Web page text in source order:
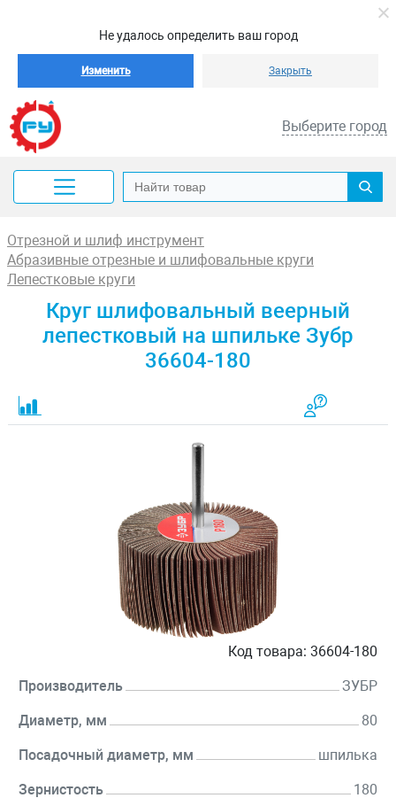
Не удалось определить ваш город
Изменить Закрыть
Выберите город
Отрезной и шлиф инструмент
Абразивные отрезные и шлифовальные круги
Лепестковые круги
Круг шлифовальный веерный
лепестковый на шпильке Зубр
36604-180
Код товара: 36604-180
Производитель ЗУБР
Диаметр, мм 80
Посадочный диаметр, мм шпилька
Зернистость 180